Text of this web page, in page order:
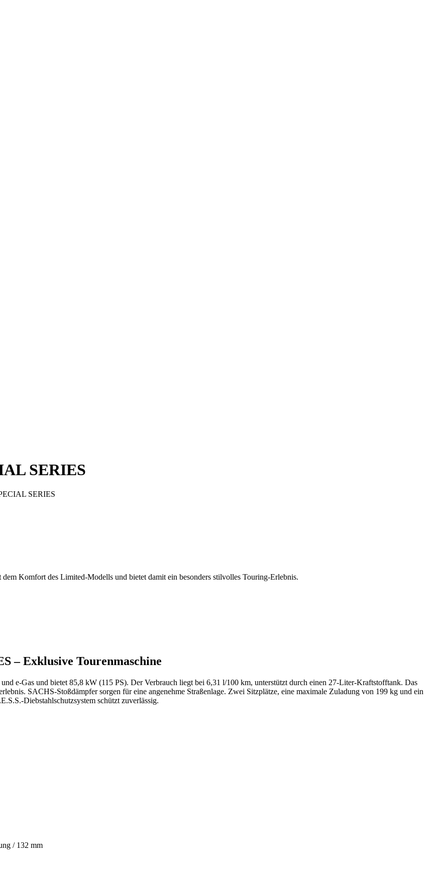
SERIES
SERIES
Komfort des Limited-Modells und bietet damit ein besonders stilvolles Touring-Erlebnis.
– Exklusive Tourenmaschine
e-Gas und bietet 85,8 kW (115 PS). Der Verbrauch liegt bei 6,31 l/100 km, unterstützt durch einen 27-Liter-Kraftstofftank. Das
SACHS-Stoßdämpfer sorgen für eine angenehme Straßenlage. Zwei Sitzplätze, eine maximale Zuladung von 199 kg und ein
Diebstahlschutzsystem schützt zuverlässig.
/ 132 mm